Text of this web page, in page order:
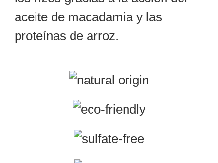
aceite de macadamia y las
proteínas de arroz.